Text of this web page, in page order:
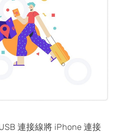
連接線將 iPhone 連接